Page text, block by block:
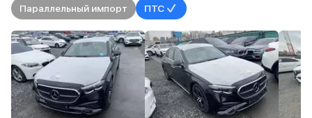
Параллельный импорт ПТС